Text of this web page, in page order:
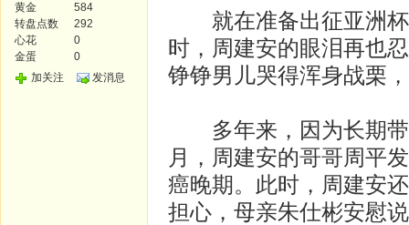
黄金
584
转盘点数
292
心花
0
金蛋
0
加关注
发消息
就在准备出征亚洲杯
时，周建安的眼泪再也
铮铮男儿哭得浑身战栗
多年来，因为长期带
月，周建安的哥哥周平
癌晚期。此时，周建安
担心，母亲朱仕彬安慰